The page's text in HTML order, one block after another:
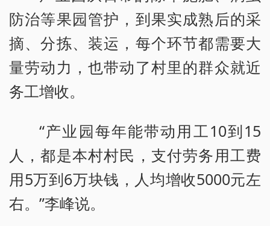
防治等果园管护，到果实成熟后的采
摘、分拣、装运，每个环节都需要大
量劳动力，也带动了村里的群众就近
务工增收。
“产业园每年能带动用工10到15
人，都是本村村民，支付劳务用工费
用5万到6万块钱，人均增收5000元左
右。”李峰说。